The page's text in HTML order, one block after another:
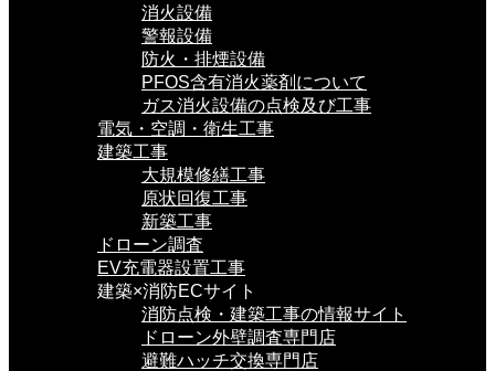
消火設備
警報設備
防火・排煙設備
PFOS含有消火薬剤について
ガス消火設備の点検及び工事
電気・空調・衛生工事
建築工事
大規模修繕工事
原状回復工事
新築工事
ドローン調査
EV充電器設置工事
建築×消防ECサイト
消防点検・建築工事の情報サイト
ドローン外壁調査専門店
避難ハッチ交換専門店